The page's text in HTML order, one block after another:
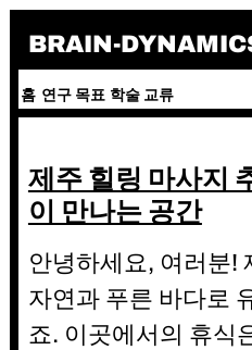
Skip
content
BRAIN-
홈 연구 목표 학술 교류
제주 힐링 마사지
이 만나는 공간
안녕하세요, 여러분!
자연과 푸른 바다로
죠. 이곳에서의 휴식